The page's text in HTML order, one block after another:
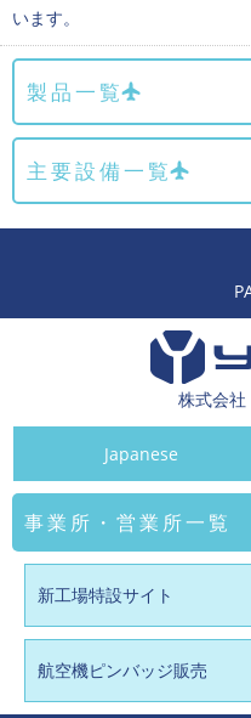
います。
製品一覧
主要設備一覧
株式会
Japanese
事業所・営業所一覧
新工場特設サイト
航空機ピンバッジ販売